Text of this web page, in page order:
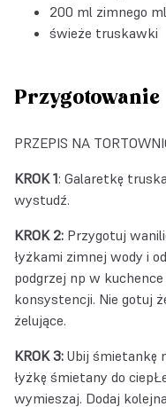
200 ml zimnego
świeże truskawki
Przygotowanie
PRZEPIS NA
KROK 1: Galaretkę
wystudź.
KROK 2: Przygotuj
łyżkami zimnej wody i
podgrzej np w
konsystencji. Nie gotuj
żelujące.
KROK 3: Ubij śmietankę
łyżkę śmietany do
wymieszaj. Dodaj